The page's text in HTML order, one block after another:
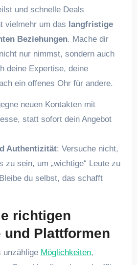
und schnelle Deals
vielmehr um das langfristige
Beziehungen. Mache dir
nur nimmst, sondern auch
deine Expertise, deine
ein offenes Ohr für andere.
neuen Kontakten mit
statt sofort dein Angebot
Authentizität: Versuche nicht,
zu sein, um „wichtige“ Leute zu
du selbst, das schafft
richtigen
und Plattformen
unzählige Möglichkeiten,